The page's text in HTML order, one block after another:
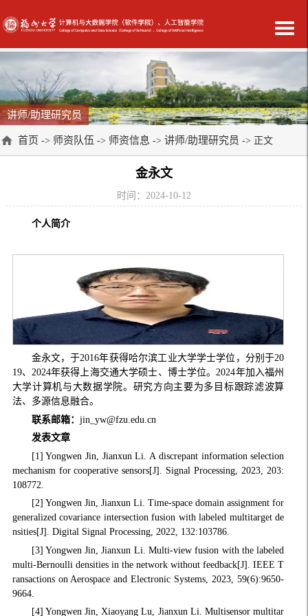
讲师/助理研究员
首页 -> 师资队伍 -> 师资信息 -> 讲师/助理研究员 -> 正文
金永文
时间：2024-10-12
个人简介
金永文，于2016年获得哈尔滨工业大学学士学位，分别于20
19、2024年获得上海交通大学硕士、博士学位。2024年加入福州
大学计算机与大数据学院。研究方向主要为多目标跟踪滤波算
法、多源信息融合。
联系邮箱： jin_yw@fzu.edu.cn
发表文章
[1] Yongwen Jin, Jianxun Li. A discrepant information selection
mechanism for cooperative sensors[J]. Signal Processing, 2023, 203:
108772.
[2] Yongwen Jin, Jianxun Li. Time-space domain assignment for
generalized covariance intersection fusion with labeled multitarget de
nsities[J]. Digital Signal Processing, 2022, 132:103786.
[3] Yongwen Jin, Jianxun Li. Multi-view fusion with the labeled
multi-Bernoulli densities in the network without feedback[J]. IEEE T
ransactions on Aerospace and Electronic Systems, 2023, 59(6):9650-
9664.
[4] Yongwen Jin, Xiaoyang Lu, Jianxun Li. Multisensor multitar